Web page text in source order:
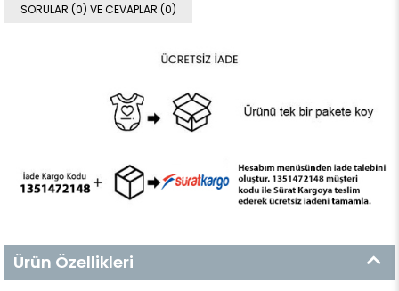
SORULAR (0) VE CEVAPLAR (0)
Ürün Özellikleri